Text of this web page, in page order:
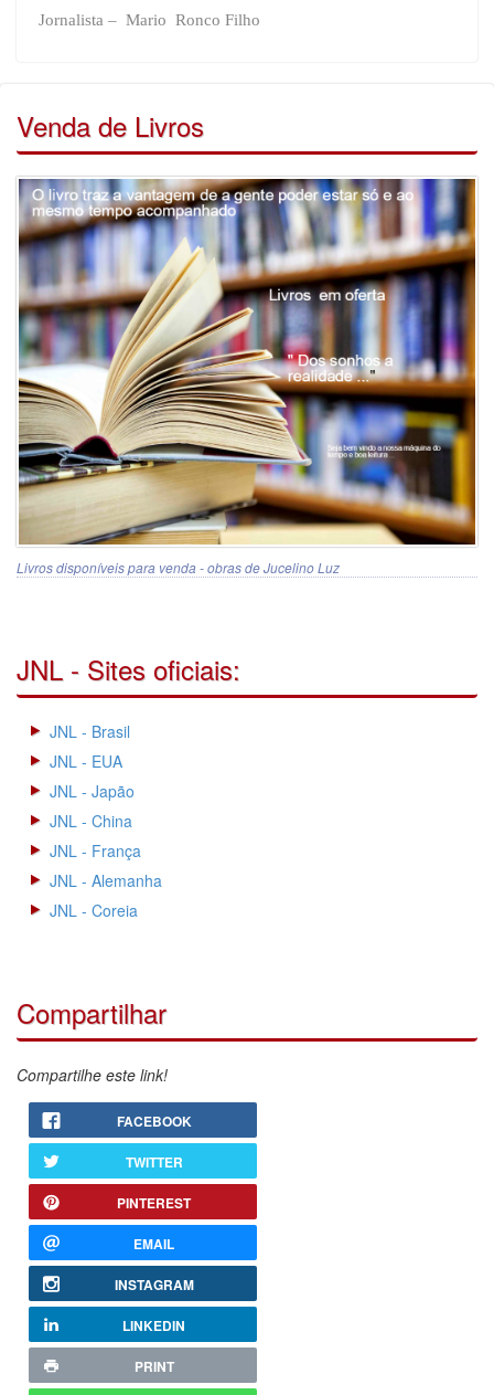
Jornalista – Mario Ronco Filho
Venda de Livros
Livros disponíveis para venda - obras de Jucelino Luz
JNL - Sites oficiais:
JNL - Brasil
JNL - EUA
JNL - Japão
JNL - China
JNL - França
JNL - Alemanha
JNL - Coreia
Compartilhar
Compartilhe este link!
FACEBOOK
TWITTER
PINTEREST
EMAIL
INSTAGRAM
LINKEDIN
PRINT